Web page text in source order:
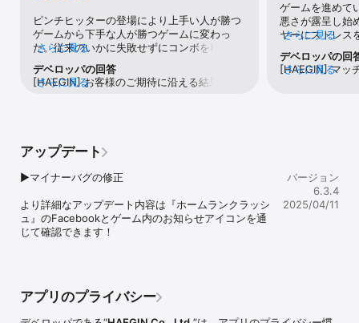
- アドベンチャーモード：自分の限界を見極めろ！シングルフォー
マットのステージモード
- ストーリーモード：選手たちの裏話が気になるなら？ストーリー
# より熾烈な大会コンテンツ
- ワールドバトルロイヤル：世界各国で開催される特別なバトルロ
- ワールドチャレンジ：１００人の強打者が同時に参加するサバイ
- クランバトル：クランに参加して一緒に楽しもう！クラン間の競
争モード
削除及び係るデータの削除などの措置をとることができ、会員は、
その損害を賠償するものとします。
ピンチヒッターの登場により上手い人が勝つ
ゲームから下手な人が勝つゲームに変わっ
た。従来のいかに失敗せずにコンボを積み重
が勝つというルール変更に等しいアイテムの
登場により、このゲームは完全に終わった。
ほど強いゲームなんか他にあるか？運営は阿
保なのか？かつては技術で勝利できたゲーム
だったが、それが運ゲーに変わり、そして今
は技術も運も関係ない、失敗したヤツが勝つ
という迷走ぶり。Homerun Clashを名乗りな
がら、ホームランをきちんと打つと負けるの
だ。早いヤツが勝つというレーシングゲーム
が、遅いやつが勝つというルールに変更され
さらに見る
デベロッパの回答
[HAEGIN] お客様のご期待に沿える結果をお
内の追加ゴールドの獲得をご利用ください。
ゼントによるゴールド獲得 / チャレンジモー
のご意見を受け止め、今後の改善、改良の参
考にさせていただきます。今後とも「ホーム
ランクラッシュ」をどうぞよろしくお願いい
さらに見る
ゲームを進めて
悪さが露呈し始
ヤーにストレス
勝率が60%超え
どストレスは感
さらに見る
デベロッパの回
[HAEGIN] マッ
さらに見る
アップデート
▶マイナーバグの修正
より詳細なアップデート内容は『ホームランクラッシ
ュ』のFacebookとゲーム内のお知らせアイコンを通
じて確認できます！
バージョン
6.3.4
2025/04/11
アプリのプライバシー